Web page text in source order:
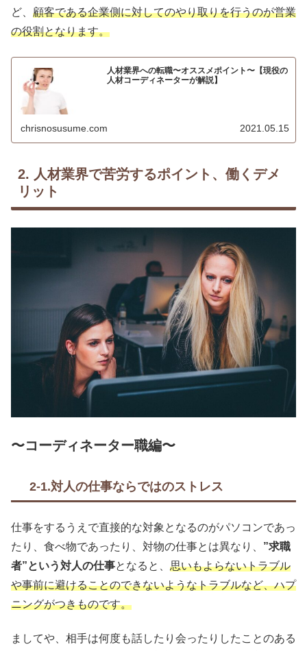
ど、 顧客である企業側に対してのやり取りを行うのが営業
の役割となります。
人材業界への転職〜オススメポイント〜【現役の
人材コーディネーターが解説】
chrisnosusume.com 2021.05.15
2. 人材業界で苦労するポイント、働くデメ
リット
〜コーディネーター職編〜
2-1.対人の仕事ならではのストレス
仕事をするうえで直接的な対象となるのがパソコンであっ
たり、食べ物であったり、対物の仕事とは異なり、 ”求職
者”という対人の仕事となると、 思いもよらないトラブル
や事前に避けることのできないようなトラブルなど、ハプ
ニングがつきものです。
ましてや、相手は何度も話したり会ったりしたことのある